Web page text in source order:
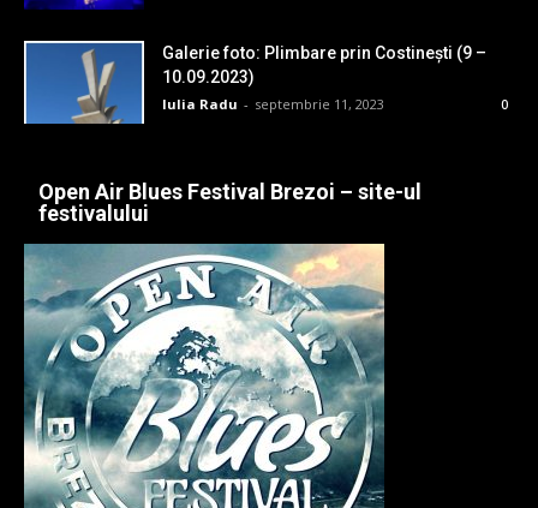
Galerie foto: Plimbare prin Costinești (9 –
10.09.2023)
Iulia Radu - septembrie 11, 2023 0
Open Air Blues Festival Brezoi – site-ul
festivalului